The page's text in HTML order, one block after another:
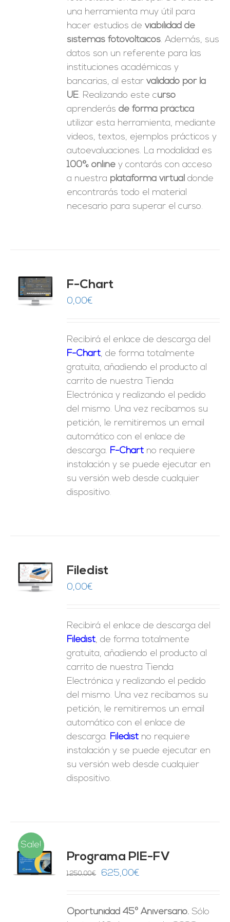
una herramienta muy útil para
hacer estudios deviabilidad de
sistemas fotovoltaicos. Además, sus
datos son un referente para las
instituciones académicas y
bancarias, al estarvalidado por la
UE. Realizando este curso
aprenderásde forma práctica
utilizar esta herramienta, mediante
videos, textos, ejemplos prácticos y
autoevaluaciones. La modalidad es
100% online y contarás con acceso
a nuestra plataforma virtual donde
encontrarás todo el material
necesario para superar el curso.
F-Chart
0,00€
Recibirá el enlace de descarga del
F-Chart, de forma totalmente
gratuita, añadiendo el producto al
carrito de nuestra Tienda
Electrónica y realizando el pedido
del mismo. Una vez recibamos su
petición, le remitiremos un email
automático con el enlace de
descarga. F-Chart no requiere
instalación y se puede ejecutar en
su versión web desde cualquier
dispositivo.
Filedist
0,00€
Recibirá el enlace de descarga del
Filedist, de forma totalmente
gratuita, añadiendo el producto al
carrito de nuestra Tienda
Electrónica y realizando el pedido
del mismo. Una vez recibamos su
petición, le remitiremos un email
automático con el enlace de
descarga. Filedist no requiere
instalación y se puede ejecutar en
su versión web desde cualquier
dispositivo.
Sale!
Programa PIE-FV
1.250,00€
El
era:
625,00€
es:
Oportunidad 45º Aniversario. Sólo